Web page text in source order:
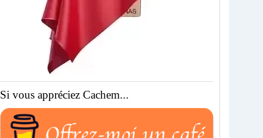
Si vous appréciez Cachem...